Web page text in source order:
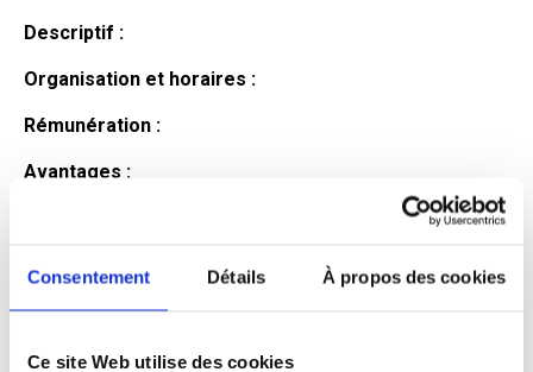
Consentement Détails À propos des cookies
Ce site Web utilise des cookies
Descriptif :
Organisation et horaires :
Rémunération :
Avantages :
Profil du
candidat